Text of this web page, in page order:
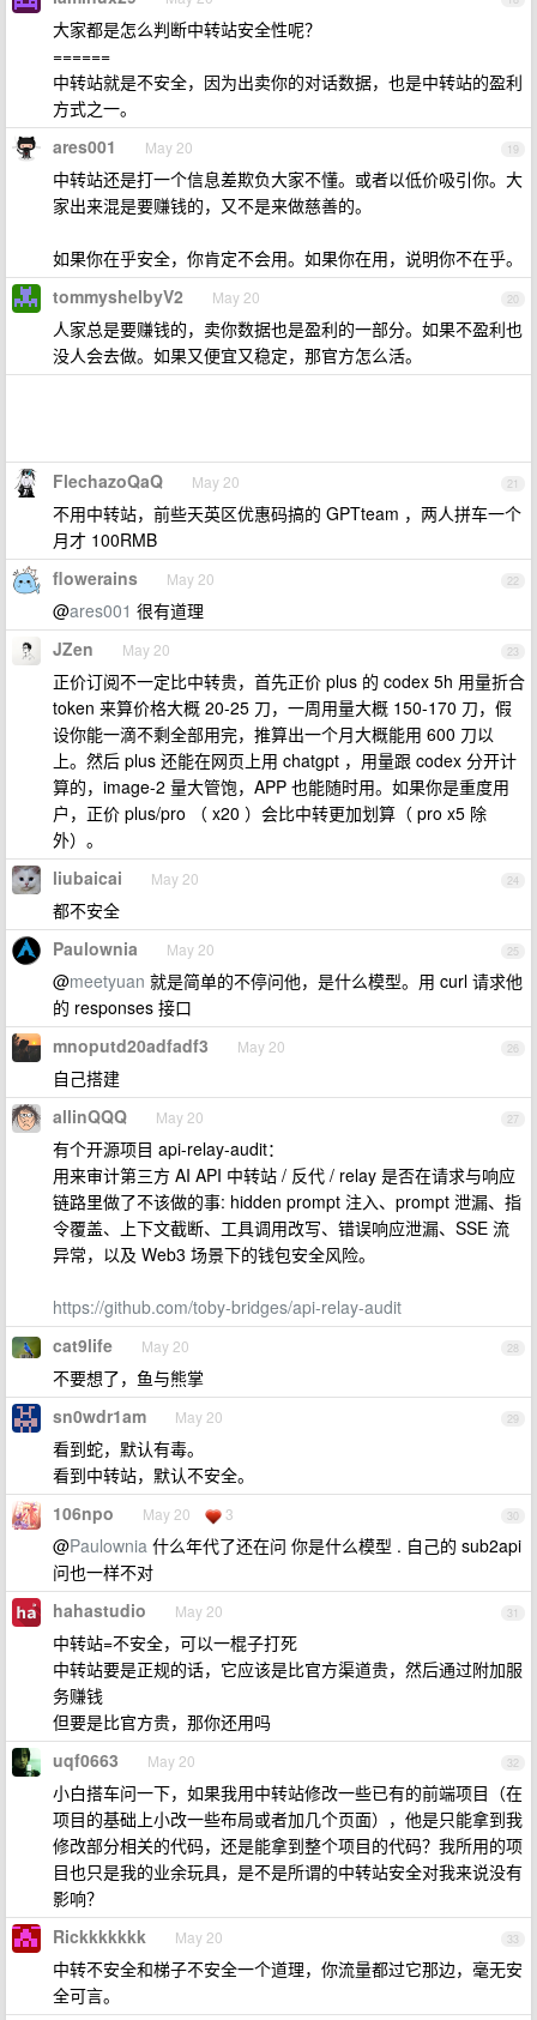
大家都是怎么判断中转站安全性呢？
======
中转站就是不安全，因为出卖你的对话数据，也是中转站的盈利
方式之一。
19
ares001 May 20
中转站还是打一个信息差欺负大家不懂。或者以低价吸引你。大
家出来混是要赚钱的，又不是来做慈善的。
如果你在乎安全，你肯定不会用。如果你在用，说明你不在乎。
20
tommyshelbyV2 May 20
人家总是要赚钱的，卖你数据也是盈利的一部分。如果不盈利也
没人会去做。如果又便宜又稳定，那官方怎么活。
21
FlechazoQaQ May 20
不用中转站，前些天英区优惠码搞的 GPTteam ，两人拼车一个
月才 100RMB
22
flowerains May 20
@ares001 很有道理
23
JZen May 20
正价订阅不一定比中转贵，首先正价 plus 的 codex 5h 用量折合
token 来算价格大概 20-25 刀，一周用量大概 150-170 刀，假
设你能一滴不剩全部用完，推算出一个月大概能用 600 刀以
上。然后 plus 还能在网页上用 chatgpt ，用量跟 codex 分开计
算的，image-2 量大管饱，APP 也能随时用。如果你是重度用
户，正价 plus/pro （ x20 ）会比中转更加划算（ pro x5 除
外）。
24
liubaicai May 20
都不安全
25
Paulownia May 20
@meetyuan 就是简单的不停问他，是什么模型。用 curl 请求他
的 responses 接口
26
mnoputd20adfadf3 May 20
自己搭建
27
allinQQQ May 20
有个开源项目 api-relay-audit：
用来审计第三方 AI API 中转站 / 反代 / relay 是否在请求与响应
链路里做了不该做的事: hidden prompt 注入、prompt 泄漏、指
令覆盖、上下文截断、工具调用改写、错误响应泄漏、SSE 流
异常，以及 Web3 场景下的钱包安全风险。
https://github.com/toby-bridges/api-relay-audit
28
cat9life May 20
不要想了，鱼与熊掌
29
sn0wdr1am May 20
看到蛇，默认有毒。
看到中转站，默认不安全。
30
106npo May 20 3
@Paulownia 什么年代了还在问 你是什么模型 . 自己的 sub2api
问也一样不对
31
hahastudio May 20
中转站=不安全，可以一棍子打死
中转站要是正规的话，它应该是比官方渠道贵，然后通过附加服
务赚钱
但要是比官方贵，那你还用吗
32
uqf0663 May 20
小白搭车问一下，如果我用中转站修改一些已有的前端项目（在
项目的基础上小改一些布局或者加几个页面），他是只能拿到我
修改部分相关的代码，还是能拿到整个项目的代码？我所用的项
目也只是我的业余玩具，是不是所谓的中转站安全对我来说没有
影响？
33
Rickkkkkkk May 20
中转不安全和梯子不安全一个道理，你流量都过它那边，毫无安
全可言。